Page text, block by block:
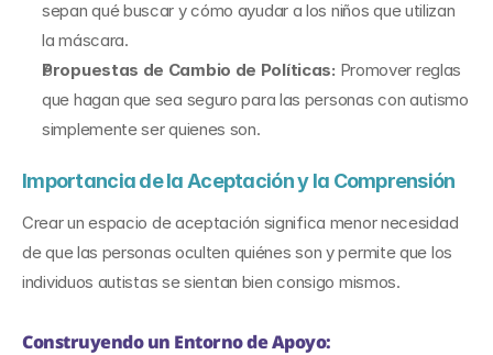
sepan qué buscar y cómo ayudar a los niños que utilizan
la máscara.
Propuestas de Cambio de Políticas: Promover reglas
que hagan que sea seguro para las personas con autismo
simplemente ser quienes son.
Importancia de la Aceptación y la Comprensión
Crear un espacio de aceptación significa menor necesidad
de que las personas oculten quiénes son y permite que los
individuos autistas se sientan bien consigo mismos.
Construyendo un Entorno de Apoyo: